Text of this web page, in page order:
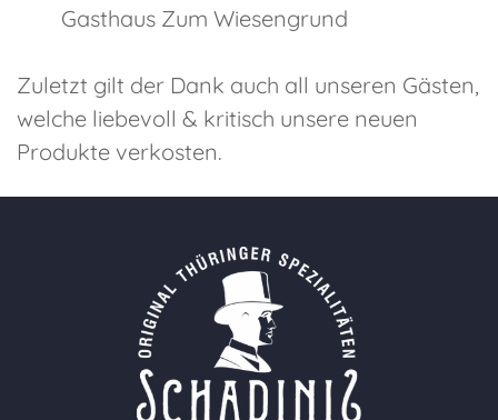
Gasthaus Zum Wiesengrund
Zuletzt gilt der Dank auch all unseren Gästen,
welche liebevoll & kritisch unsere neuen
Produkte verkosten.